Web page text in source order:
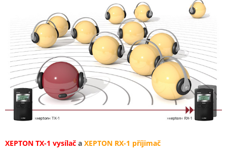
XEPTON TX-1 vysílač a XEPTON RX-1 příjimač